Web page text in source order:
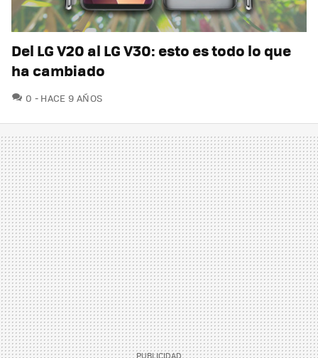
Del LG V20 al LG V30: esto es todo lo que
ha cambiado
0 COMENTARIOS
HACE 9 AÑOS